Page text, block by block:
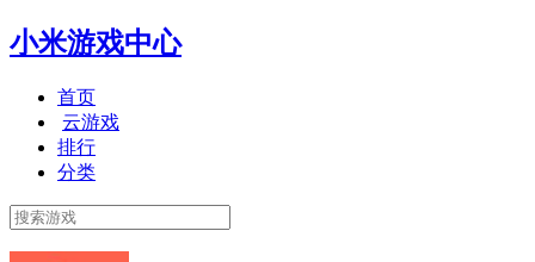
小米游戏中心
首页
云游戏
排行
分类